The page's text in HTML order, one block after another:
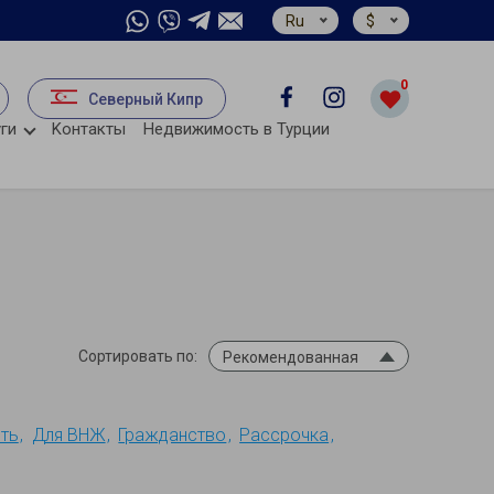
Ru $
Северный Кипр
0
Kонтакты Недвижимость в Турции
Сортировать по: Рекомендованная
Для ВНЖ Гражданство Рассрочка